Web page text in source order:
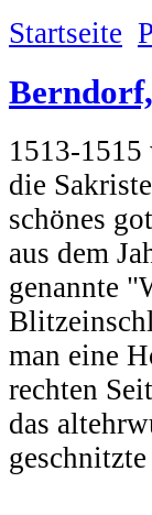
Startseite
1513-1515
die
schönes
aus dem
genannte
man eine
rechten
das